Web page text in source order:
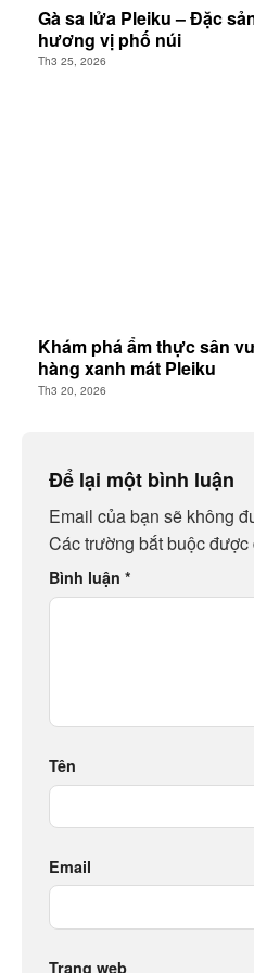
Gà sa lửa Pleiku – Đặc
hương vị phố núi
Th3 25, 2026
Khám phá ẩm thực sân
hàng xanh mát Pleiku
Th3 20, 2026
Để lại một bình luận
Email của bạn sẽ không
Các trường bắt buộc được
Bình luận *
Tên
Email
Trang web